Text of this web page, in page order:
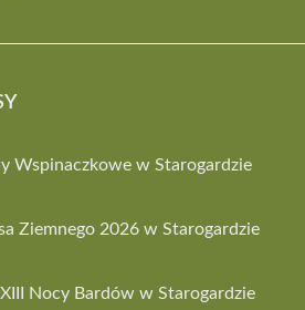
Wspinaczkowe w Starogardzie
Ziemnego 2026 w Starogardzie
Nocy Bardów w Starogardzie